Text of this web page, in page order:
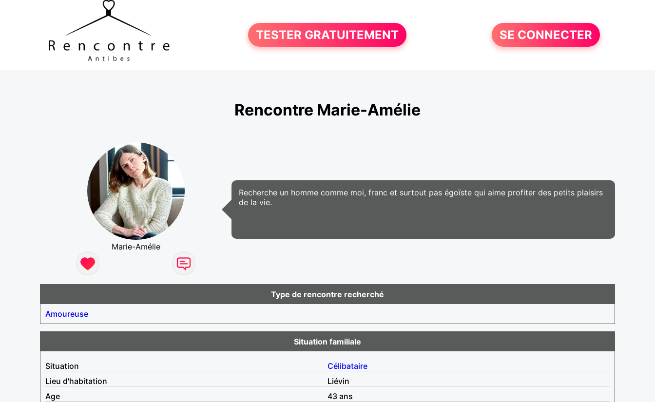
TESTER GRATUITEMENT SE CONNECTER
Rencontre Marie-Amélie
Marie-Amélie
Recherche un homme comme moi, franc et surtout pas égoïste qui aime profiter des petits plaisirs
de la vie.
Type de rencontre recherché
Amoureuse
Situation familiale
Situation
Célibataire
Lieu d'habitation
Liévin
Age
43 ans